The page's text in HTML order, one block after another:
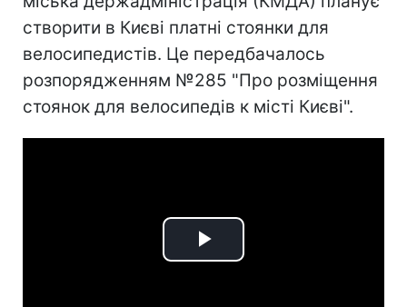
створити в Києві платні стоянки для
велосипедистів. Це передбачалось
розпорядженням №285 "Про розміщення
стоянок для велосипедів к місті Києві".
Play